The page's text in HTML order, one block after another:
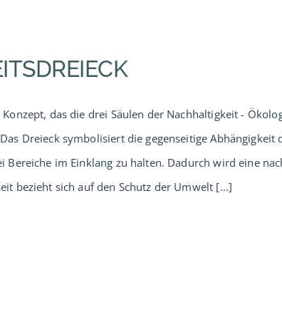
das die drei Säulen der Nachhaltigkeit -
Dreieck symbolisiert die gegenseitige Abhängigkeit
im Einklang zu halten. Dadurch wird eine
bezieht sich auf den Schutz der Umwelt [...]